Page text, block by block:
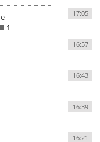
1
17:05
16:57
16:43
16:39
16:21